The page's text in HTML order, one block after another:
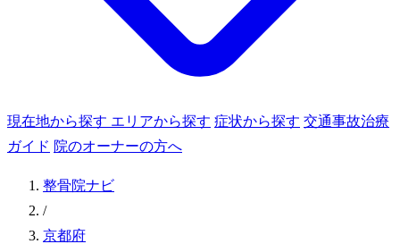
現在地から探す エリアから探す 症状から探す 交通事故治療
ガイド 院のオーナーの方へ
整骨院ナビ
/
京都府